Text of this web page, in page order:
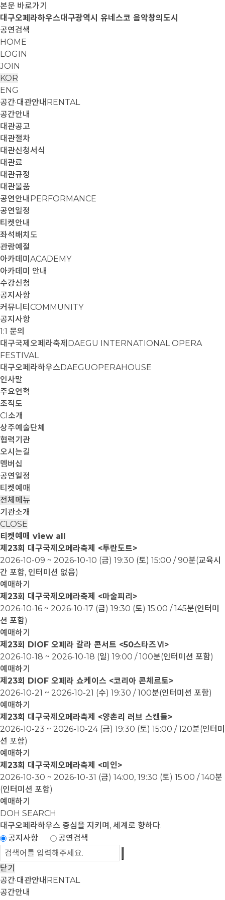
본문 바로가기
대구오페라하우스대구광역시 유네스코 음악창의도시
공연검색
HOME
LOGIN
JOIN
KOR
ENG
공간·대관안내 RENTAL
공간안내
대관공고
대관절차
대관신청서식
대관료
대관규정
대관물품
공연안내 PERFORMANCE
공연일정
티켓안내
좌석배치도
관람예절
아카데미 ACADEMY
아카데미 안내
수강신청
공지사항
커뮤니티 COMMUNITY
공지사항
1:1 문의
대구국제오페라축제 DAEGU INTERNATIONAL OPERA
FESTIVAL
대구오페라하우스DAEGUOPERAHOUSE
인사말
주요연혁
조직도
CI소개
상주예술단체
협력기관
오시는길
멤버십
공연일정
티켓예매
전체메뉴
기관소개
CLOSE
티켓예매 view all
제23회 대구국제오페라축제 <투란도트>
2026-10-09 ~ 2026-10-10 (금) 19:30 (토) 15:00 / 90분(교육시
간 포함, 인터미션 없음)
예매하기
제23회 대구국제오페라축제 <마술피리>
2026-10-16 ~ 2026-10-17 (금) 19:30 (토) 15:00 / 145분(인터미
션 포함)
예매하기
제23회 DIOF 오페라 갈라 콘서트 <50스타즈Ⅵ>
2026-10-18 ~ 2026-10-18 (일) 19:00 / 100분(인터미션 포함)
예매하기
제23회 DIOF 오페라 쇼케이스 <코리아 콘체르토>
2026-10-21 ~ 2026-10-21 (수) 19:30 / 100분(인터미션 포함)
예매하기
제23회 대구국제오페라축제 <양촌리 러브 스캔들>
2026-10-23 ~ 2026-10-24 (금) 19:30 (토) 15:00 / 120분(인터미
션 포함)
예매하기
제23회 대구국제오페라축제 <미인>
2026-10-30 ~ 2026-10-31 (금) 14:00, 19:30 (토) 15:00 / 140분
(인터미션 포함)
예매하기
DOH SEARCH
대구오페라하우스 중심을 지키며, 세계로 향하다.
공지사항
공연검색
닫기
공간·대관안내 RENTAL
공간안내